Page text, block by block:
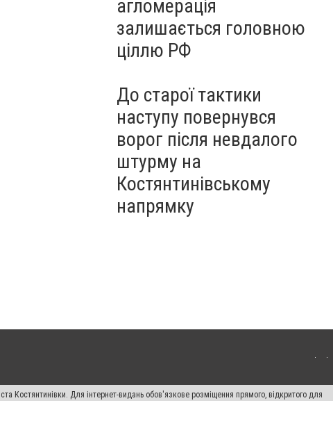
агломерація
залишається головною
ціллю РФ
До старої тактики
наступу повернувся
ворог після невдалого
штурму на
Костянтинівському
напрямку
Костянтинівки. Для інтернет-видань обов'язкове розміщення прямого, відкритого для